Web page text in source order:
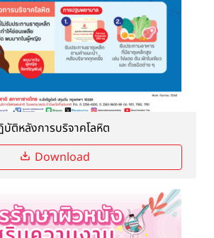
บัติหลังการบริจาคโลหิต
Download